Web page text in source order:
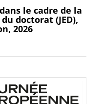
le cadre de la
doctorat (JED),
2026